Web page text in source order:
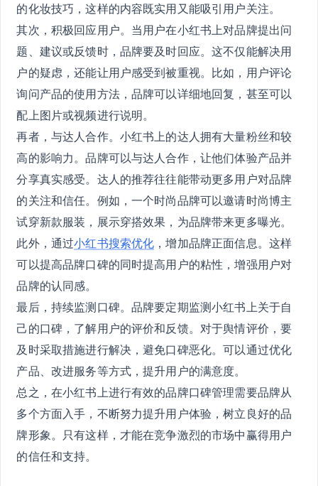
的化妆技巧，这样的内容既实用又能吸引用户关注。
其次，积极回应用户。当用户在小红书上对品牌提出问
题、建议或反馈时，品牌要及时回应。这不仅能解决用
户的疑虑，还能让用户感受到被重视。比如，用户评论
询问产品的使用方法，品牌可以详细地回复，甚至可以
配上图片或视频进行说明。
再者，与达人合作。小红书上的达人拥有大量粉丝和较
高的影响力。品牌可以与达人合作，让他们体验产品并
分享真实感受。达人的推荐往往能带动更多用户对品牌
的关注和信任。例如，一个时尚品牌可以邀请时尚博主
试穿新款服装，展示穿搭效果，为品牌带来更多曝光。
此外，通过小红书搜索优化 ，增加品牌正面信息。这样
可以提高品牌口碑的同时提高用户的粘性，增强用户对
品牌的认同感。
最后，持续监测口碑。品牌要定期监测小红书上关于自
己的口碑，了解用户的评价和反馈。对于舆情评价，要
及时采取措施进行解决，避免口碑恶化。可以通过优化
产品、改进服务等方式，提升用户的满意度。
总之，在小红书上进行有效的品牌口碑管理需要品牌从
多个方面入手，不断努力提升用户体验，树立良好的品
牌形象。只有这样，才能在竞争激烈的市场中赢得用户
的信任和支持。